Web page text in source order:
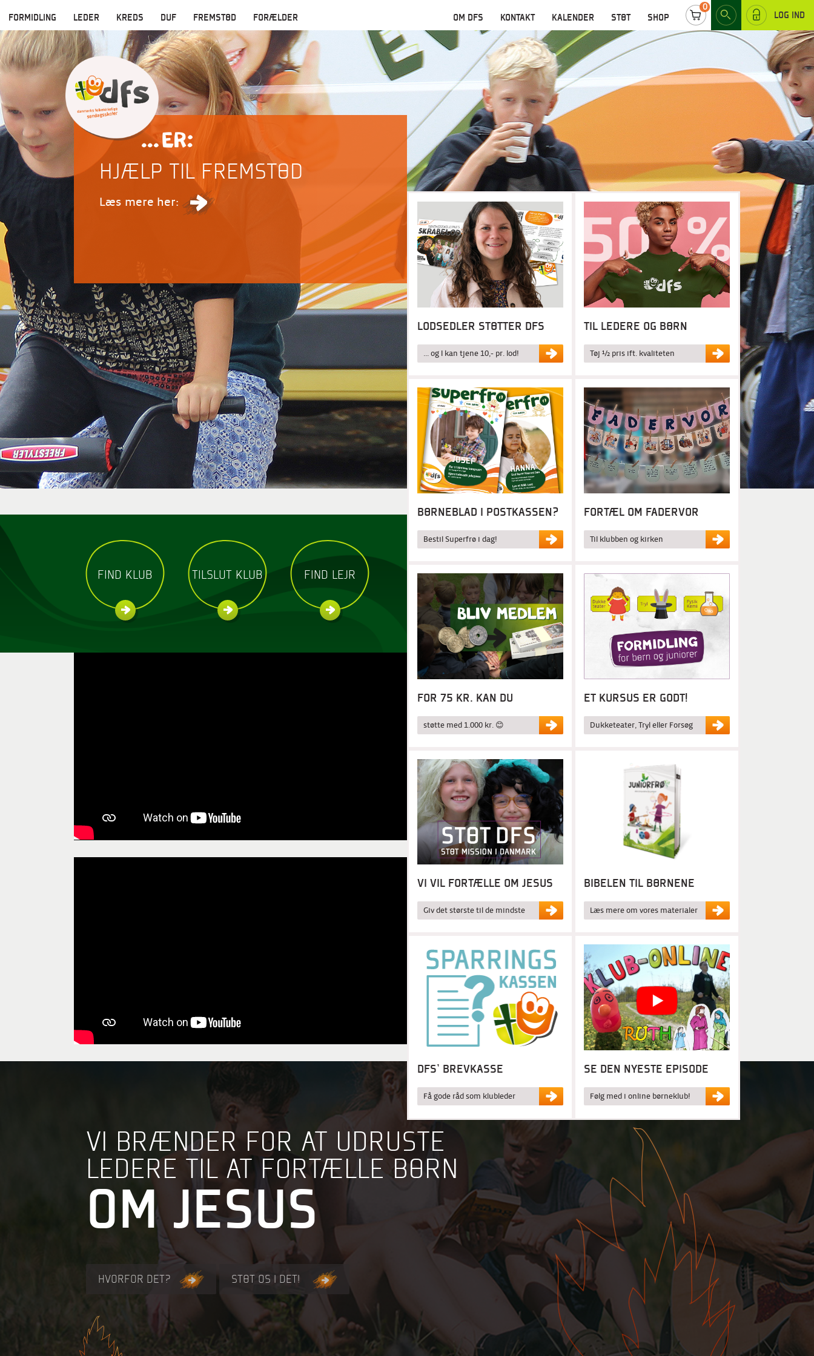
FORMIDLING LEDER KREDS DUF FREMSTØD FORÆLDER OM DFS KONTAKT KALENDER STØT SHOP
0
LOG IND
HJÆLP TIL FREMSTØD
Læs mere her:
LODSEDLER STØTTER DFS
... og I kan tjene 10,- pr. lod!
BØRNEBLAD I POSTKASSEN?
Bestil Superfrø i dag!
FOR 75 KR. KAN DU
støtte med 1.000 kr. 😊
TIL LEDERE OG BØRN
Tøj ½ pris ift. kvaliteten
FORTÆL OM FADERVOR
Til klubben og kirken
ET KURSUS ER GODT!
Dukketeater, Tryl eller Forsøg
VI VIL FORTÆLLE OM JESUS
Giv det største til de mindste
DFS' BREVKASSE
Få gode råd som klubleder
BIBELEN TIL BØRNENE
Læs mere om vores materialer
SE DEN NYESTE EPISODE
Følg med i online børneklub!
FIND KLUB TILSLUT KLUB FIND LEJR
VI BRÆNDER FOR AT UDRUSTE
LEDERE TIL AT FORTÆLLE BØRN
OM JESUS
HVORFOR DET? STØT OS I DET!